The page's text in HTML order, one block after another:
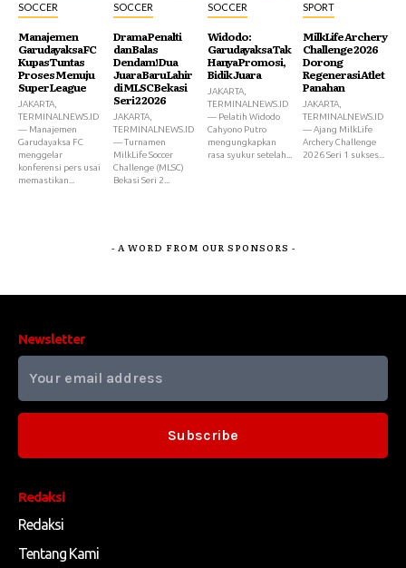
SOCCER
Manajemen
Garudayaksa FC
Kupas Tuntas
Proses Menuju
Super League
JAKARTA,
TERMINALNEWS.ID
— Manajemen
Garudayaksa FC
menggelar
konferensi pers usai
memastikan...
SOCCER
Drama Penalti
dan Balas
Dendam! Dua
Juara Baru Lahir
di MLSC Bekasi
Seri 2 2026
JAKARTA,
TERMINALNEWS.ID
— Turnamen
MilkLife Soccer
Challenge (MLSC)
Bekasi Seri 2...
SOCCER
Widodo:
Garudayaksa Tak
Hanya Promosi,
Bidik Juara
JAKARTA,
TERMINALNEWS.ID
— Pelatih Widodo
Cahyono Putro
mengungkapkan
rasa syukur setelah...
SPORT
MilkLife Archery
Challenge 2026
Dorong
Regenerasi Atlet
Panahan
JAKARTA,
TERMINALNEWS.ID
— Ajang MilkLife
Archery Challenge
2026 Seri 1 sukses...
- A WORD FROM OUR SPONSORS -
Redaksi
Redaksi
Tentang Kami
Newsletter
Subscribe